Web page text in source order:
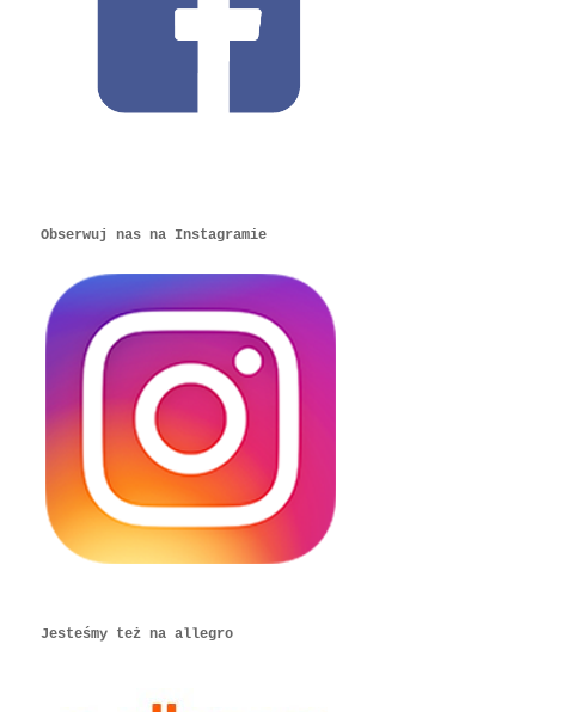
Obserwuj nas na Instagramie
Jesteśmy też na allegro